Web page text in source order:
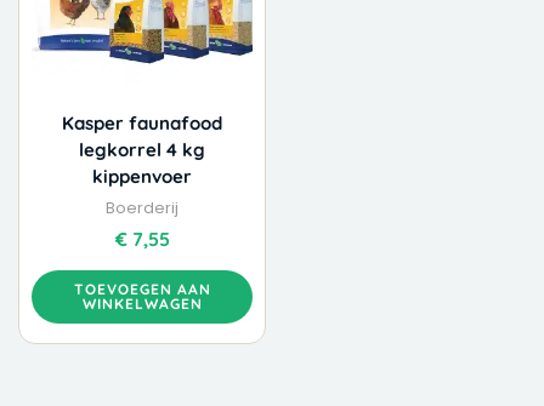
Kasper faunafood
legkorrel 4 kg
kippenvoer
Boerderij
€7,55
TOEVOEGEN AAN
WINKELWAGEN